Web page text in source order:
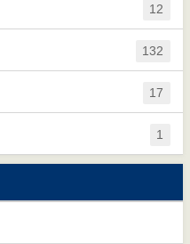
12
132
17
1